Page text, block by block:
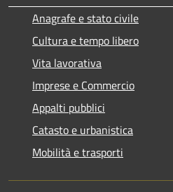
Anagrafe e stato civile
Cultura e tempo libero
Vita lavorativa
Imprese e Commercio
Appalti pubblici
Catasto e urbanistica
Mobilità e trasporti